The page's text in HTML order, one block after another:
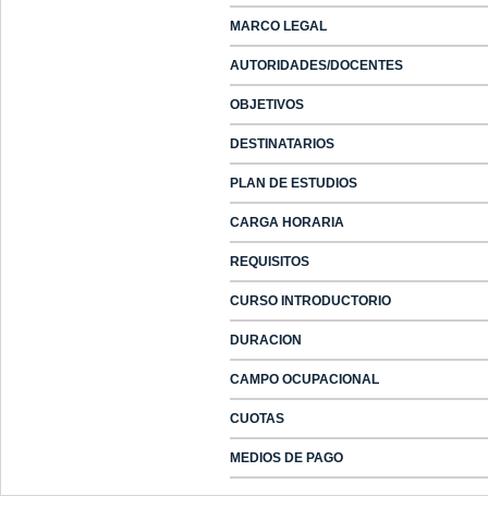
MARCO LEGAL
AUTORIDADES/DOCENTES
OBJETIVOS
DESTINATARIOS
PLAN DE ESTUDIOS
CARGA HORARIA
REQUISITOS
CURSO INTRODUCTORIO
DURACION
CAMPO OCUPACIONAL
CUOTAS
MEDIOS DE PAGO